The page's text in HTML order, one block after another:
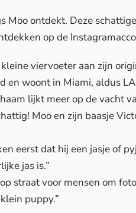
Moo ontdekt. Deze
op de
viervoeter aan zijn
en woont in Miami, aldus
lijkt meer op de vacht
Moo en zijn baasje
eerst dat hij een jasje of
jas is.”
straat voor mensen om
puppy.”